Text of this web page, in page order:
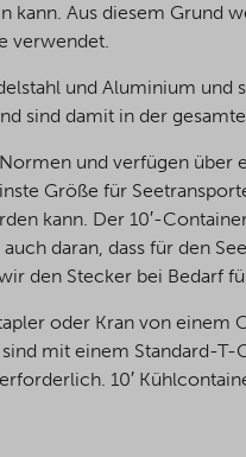
kann. Aus diesem
verwendet.
und Aluminium
sind damit in der
und verfügen über
Größe für
kann. Der 10′-
daran, dass für den
den Stecker bei Bedarf
oder Kran von
mit einem Standard-
10′